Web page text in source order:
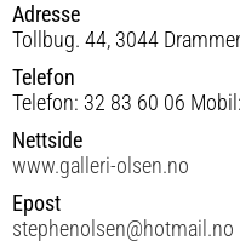
Adresse
Tollbug. 44, 3044
Telefon
Telefon: 32 83 60 06
Nettside
www.galleri-olsen.no
Epost
stephenolsen@hotmail.no